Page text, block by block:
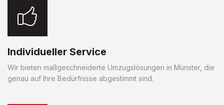
Individueller Service
Wir bieten maßgeschneiderte Umzugslösungen in Münster, die
genau auf Ihre Bedürfnisse abgestimmt sind.